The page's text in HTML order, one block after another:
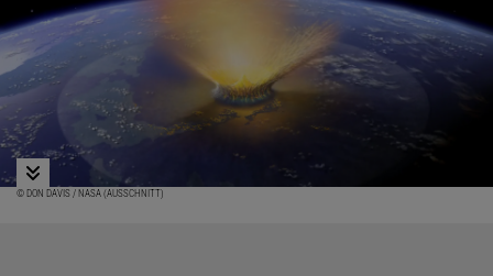
© DON DAVIS / NASA (AUSSCHNITT)